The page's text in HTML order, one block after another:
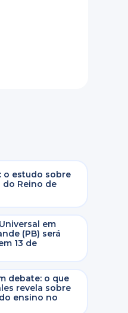
o estudo sobre
do Reino de
em
(PB) será
13 de
debate: o que
revela sobre
ensino no